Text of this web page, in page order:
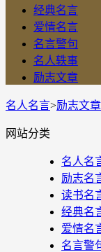
经典名言
爱情名言
名言警句
名人轶事
励志文章
名人名言>励志文章
网站分类
名人名
励志名
读书名
经典名
爱情名
名言警